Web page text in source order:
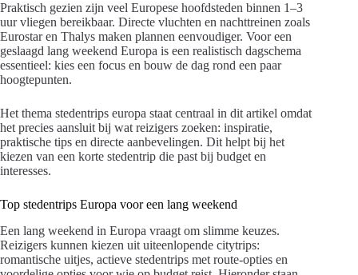
Praktisch gezien zijn veel Europese hoofdsteden binnen 1–3
uur vliegen bereikbaar. Directe vluchten en nachttreinen zoals
Eurostar en Thalys maken plannen eenvoudiger. Voor een
geslaagd lang weekend Europa is een realistisch dagschema
essentieel: kies een focus en bouw de dag rond een paar
hoogtepunten.
Het thema stedentrips europa staat centraal in dit artikel omdat
het precies aansluit bij wat reizigers zoeken: inspiratie,
praktische tips en directe aanbevelingen. Dit helpt bij het
kiezen van een korte stedentrip die past bij budget en
interesses.
Top stedentrips Europa voor een lang weekend
Een lang weekend in Europa vraagt om slimme keuzes.
Reizigers kunnen kiezen uit uiteenlopende citytrips:
romantische uitjes, actieve stedentrips met route-opties en